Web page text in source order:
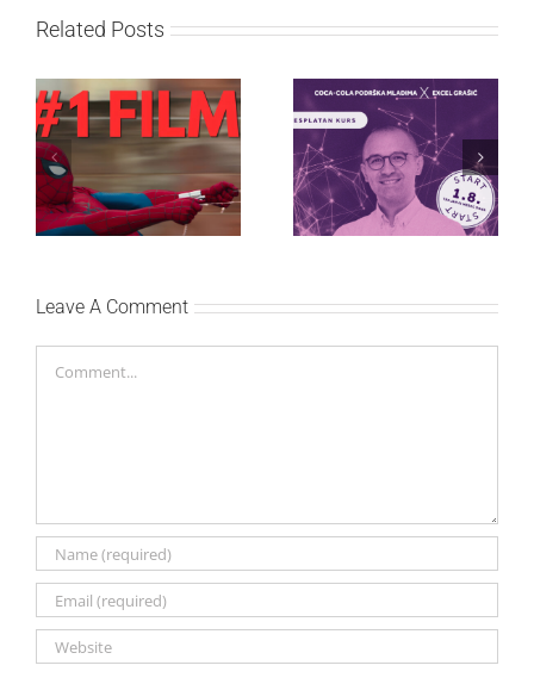
Related Posts
Najuspešnije otvaranje
studijskog filma u Srbiji:
Spajdermen: Novi dan
oborio rekord već prvog
vikenda
Priključi se besplatnoj
regionalnoj AI edukaciji
i nauči kako da
veštačku inteligenciju
primeniš u praksi
Leave A Comment